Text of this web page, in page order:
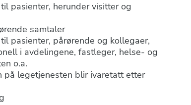
pasienter, herunder visitter og
samtaler
pasienter, pårørende og kollegaer,
i avdelingene, fastleger, helse- og
o.a.
på legetjenesten blir ivaretatt etter